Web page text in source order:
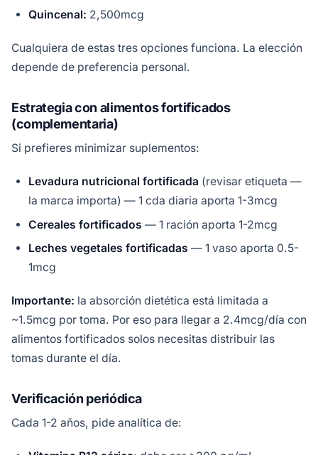
Quincenal: 2,500mcg
Cualquiera de estas tres opciones funciona. La elección
depende de preferencia personal.
Estrategia con alimentos fortificados
(complementaria)
Si prefieres minimizar suplementos:
Levadura nutricional fortificada (revisar etiqueta —
la marca importa) — 1 cda diaria aporta 1-3mcg
Cereales fortificados — 1 ración aporta 1-2mcg
Leches vegetales fortificadas — 1 vaso aporta 0.5-
1mcg
Importante: la absorción dietética está limitada a
~1.5mcg por toma. Por eso para llegar a 2.4mcg/día con
alimentos fortificados solos necesitas distribuir las
tomas durante el día.
Verificación periódica
Cada 1-2 años, pide analítica de: